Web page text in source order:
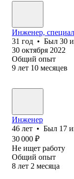
Инженер,
31 год • Был 30
30 октября 2022
Общий опыт
9 лет 10 месяцев
Инженер
46 лет • Был 17
30 000 ₽
Не ищет работу
Общий опыт
8 лет 2 месяца